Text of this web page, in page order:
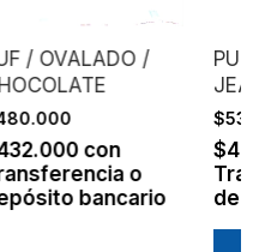
/ OVALADO /
con
o
bancario